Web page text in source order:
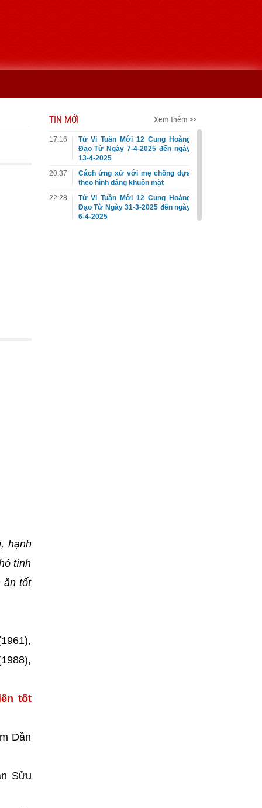
hạnh
tính
ăn tốt
tốt
Dần
Sửu
TIN MỚI Xem thêm >>
17:16
Tử Vi Tuần Mới 12 Cung Hoàng
Đạo Từ Ngày 7-4-2025 đến ngày
13-4-2025
20:37
Cách ứng xử với mẹ chồng dựa
theo hình dáng khuôn mặt
22:28
Tử Vi Tuần Mới 12 Cung Hoàng
Đạo Từ Ngày 31-3-2025 đến ngày
6-4-2025